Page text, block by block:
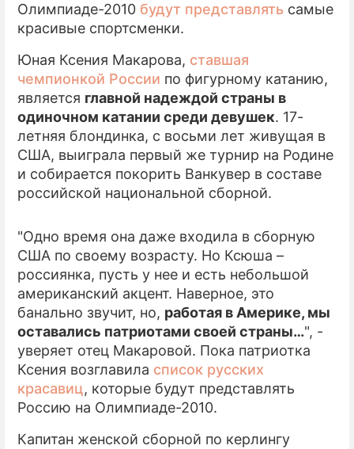
Олимпиаде-2010 будут представлять самые
красивые спортсменки.
Юная Ксения Макарова, ставшая
чемпионкой России по фигурному катанию,
является главной надеждой страны в
одиночном катании среди девушек. 17-
летняя блондинка, с восьми лет живущая в
США, выиграла первый же турнир на Родине
и собирается покорить Ванкувер в составе
российской национальной сборной.
"Одно время она даже входила в сборную
США по своему возрасту. Но Ксюша –
россиянка, пусть у нее и есть небольшой
американский акцент. Наверное, это
банально звучит, но, работая в Америке, мы
оставались патриотами своей страны…", -
уверяет отец Макаровой. Пока патриотка
Ксения возглавила список русских
красавиц, которые будут представлять
Россию на Олимпиаде-2010.
Капитан женской сборной по керлингу